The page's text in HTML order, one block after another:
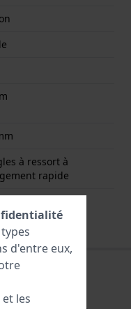
à ressort à
rapide
d'entre eux,
les